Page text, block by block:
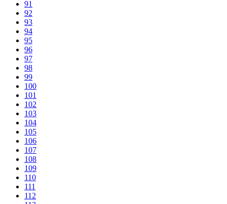
91
92
93
94
95
96
97
98
99
100
101
102
103
104
105
106
107
108
109
110
111
112